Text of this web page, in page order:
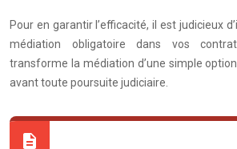
Pour en garantir l’efficacité, il est judicieux
médiation obligatoire dans vos
transforme la médiation d’une simple
avant toute poursuite judiciaire.